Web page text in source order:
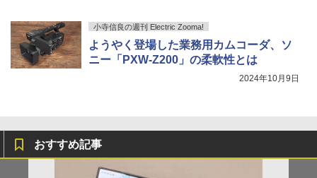
小寺信良の週刊 Electric Zooma!
ようやく登場した業務用カムコーダ、ソ
ニー「PXW-Z200」の柔軟性とは
2024年10月9日
おすすめ記事